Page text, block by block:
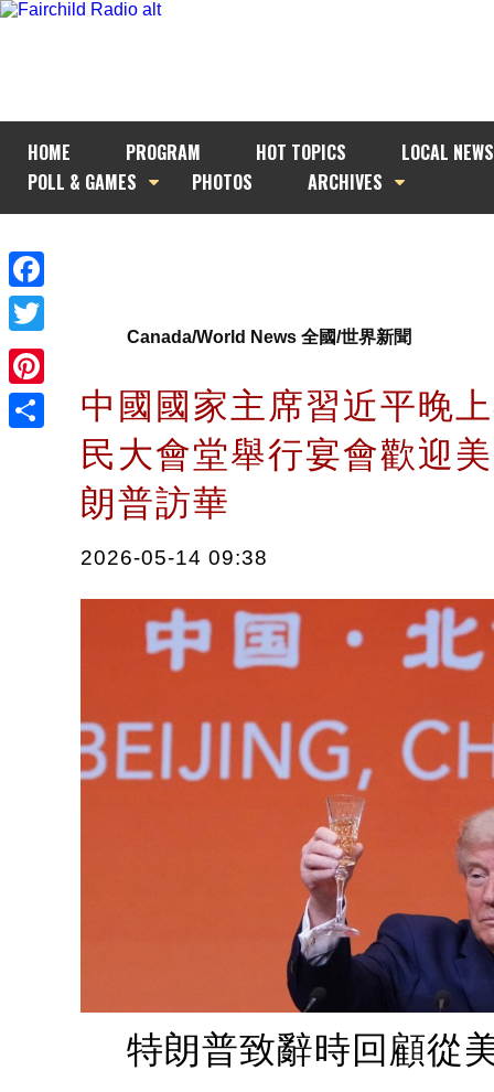
HOME PROGRAM HOT TOPICS
LOCAL NEWS
POLL & GAMES
PHOTOS ARCHIVES
Facebook
Twitter
Pinterest
Canada/World News 全國/世界新聞
中國國家主席習近平晚
民大會堂舉行宴會歡迎
朗普訪華
2026-05-14 09:38
特朗普致辭時回顧從